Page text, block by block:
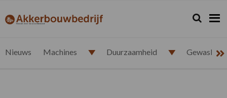
de
de
de
de
akkerbouwbedrijf.nl Zoeken...
Zoek
Nieuws Machines Duurzaamheid